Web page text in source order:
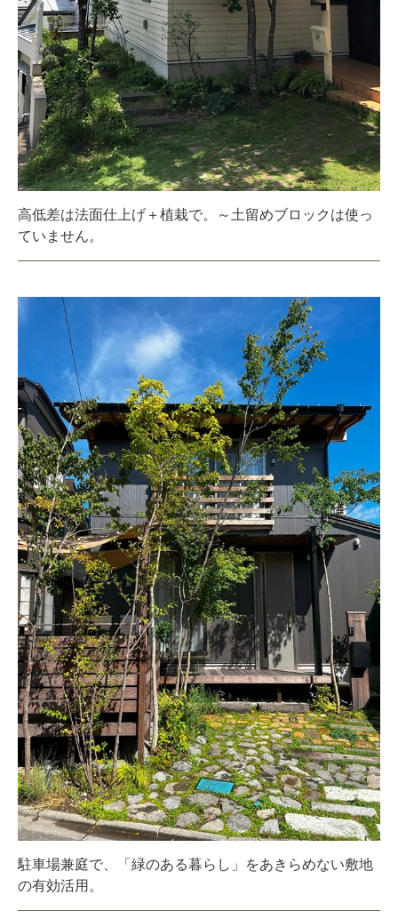
高低差は法面仕上げ＋植栽で。～土留めブロックは使っ
ていません。
駐車場兼庭で、「緑のある暮らし」をあきらめない敷地
の有効活用。